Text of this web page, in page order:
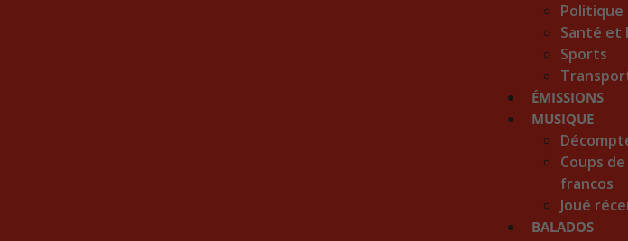
Politique
Santé et
Sports
ÉMISSIONS
MUSIQUE
Coups
francos
Joué
BALADOS